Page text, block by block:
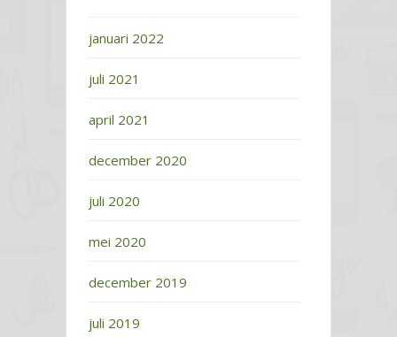
januari 2022
juli 2021
april 2021
december 2020
juli 2020
mei 2020
december 2019
juli 2019